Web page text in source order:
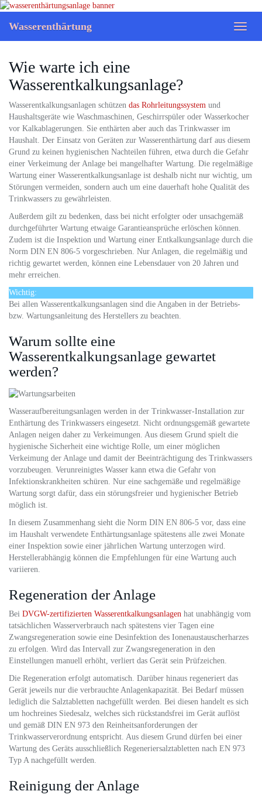
Skip
main
content
Toggle
Wasserenthärtung
Wie warte ich eine
Wasserentkalkungsanlage?
Wasserentkalkungsanlagen schützen das Rohrleitungssystem und
Haushaltsgeräte wie Waschmaschinen, Geschirrspüler oder Wasserkocher
vor Kalkablagerungen. Sie enthärten aber auch das Trinkwasser im
Haushalt. Der Einsatz von Geräten zur Wasserenthärtung darf aus diesem
Grund zu keinen hygienischen Nachteilen führen, etwa durch die Gefahr
einer Verkeimung der Anlage bei mangelhafter Wartung. Die regelmäßige
Wartung einer Wasserentkalkungsanlage ist deshalb nicht nur wichtig, um
Störungen vermeiden, sondern auch um eine dauerhaft hohe Qualität des
Trinkwassers zu gewährleisten.
Außerdem gilt zu bedenken, dass bei nicht erfolgter oder unsachgemäß
durchgeführter Wartung etwaige Garantieansprüche erlöschen können.
Zudem ist die Inspektion und Wartung einer Entkalkungsanlage durch die
Norm DIN EN 806-5 vorgeschrieben. Nur Anlagen, die regelmäßig und
richtig gewartet werden, können eine Lebensdauer von 20 Jahren und
mehr erreichen.
Wichtig:
Bei allen Wasserentkalkungsanlagen sind die Angaben in der Betriebs-
bzw. Wartungsanleitung des Herstellers zu beachten.
Warum sollte eine
Wasserentkalkungsanlage gewartet
werden?
Wasseraufbereitungsanlagen werden in der Trinkwasser-Installation zur
Enthärtung des Trinkwassers eingesetzt. Nicht ordnungsgemäß gewartete
Anlagen neigen daher zu Verkeimungen. Aus diesem Grund spielt die
hygienische Sicherheit eine wichtige Rolle, um einer möglichen
Verkeimung der Anlage und damit der Beeinträchtigung des Trinkwassers
vorzubeugen. Verunreinigtes Wasser kann etwa die Gefahr von
Infektionskrankheiten schüren. Nur eine sachgemäße und regelmäßige
Wartung sorgt dafür, dass ein störungsfreier und hygienischer Betrieb
möglich ist.
In diesem Zusammenhang sieht die Norm DIN EN 806-5 vor, dass eine
im Haushalt verwendete Enthärtungsanlage spätestens alle zwei Monate
einer Inspektion sowie einer jährlichen Wartung unterzogen wird.
Herstellerabhängig können die Empfehlungen für eine Wartung auch
variieren.
Regeneration der Anlage
Bei DVGW-zertifizierten Wasserentkalkungsanlagen hat unabhängig vom
tatsächlichen Wasserverbrauch nach spätestens vier Tagen eine
Zwangsregeneration sowie eine Desinfektion des Ionenaustauscherharzes
zu erfolgen. Wird das Intervall zur Zwangsregeneration in den
Einstellungen manuell erhöht, verliert das Gerät sein Prüfzeichen.
Die Regeneration erfolgt automatisch. Darüber hinaus regeneriert das
Gerät jeweils nur die verbrauchte Anlagenkapazität. Bei Bedarf müssen
lediglich die Salztabletten nachgefüllt werden. Bei diesen handelt es sich
um hochreines Siedesalz, welches sich rückstandsfrei im Gerät auflöst
und gemäß DIN EN 973 den Reinheitsanforderungen der
Trinkwasserverordnung entspricht. Aus diesem Grund dürfen bei einer
Wartung des Geräts ausschließlich Regeneriersalztabletten nach EN 973
Typ A nachgefüllt werden.
Reinigung der Anlage